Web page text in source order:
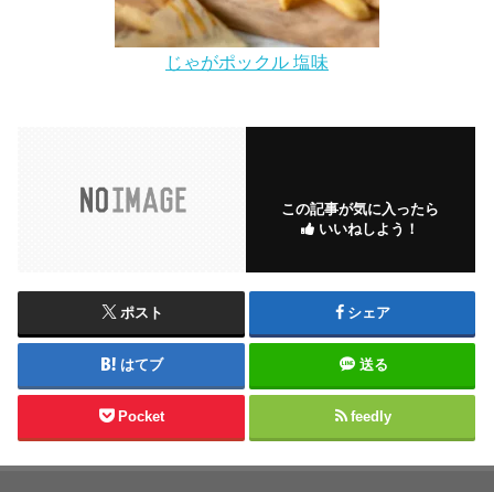
じゃがポックル 塩味
この記事が気に入ったら
いいねしよう！
ポスト シェア
はてブ 送る
Pocket feedly